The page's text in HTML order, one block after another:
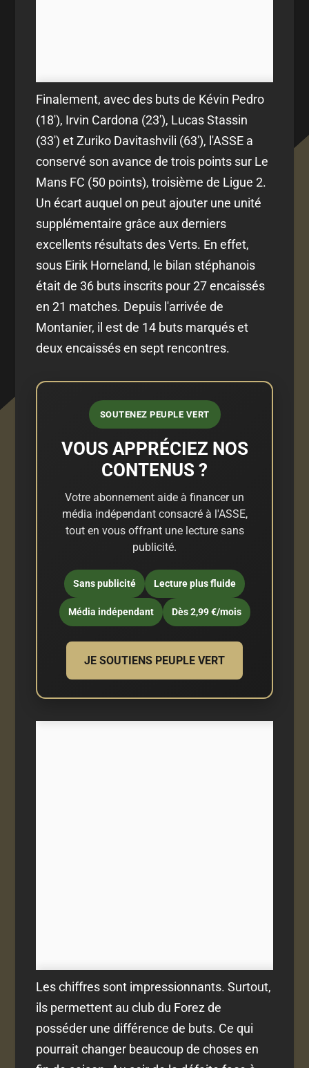
Finalement, avec des buts de Kévin Pedro
(18'), Irvin Cardona (23'), Lucas Stassin
(33') et Zuriko Davitashvili (63'), l'ASSE a
conservé son avance de trois points sur Le
Mans FC (50 points), troisième de Ligue 2.
Un écart auquel on peut ajouter une unité
supplémentaire grâce aux derniers
excellents résultats des Verts. En effet,
sous Eirik Horneland, le bilan stéphanois
était de 36 buts inscrits pour 27 encaissés
en 21 matches. Depuis l'arrivée de
Montanier, il est de 14 buts marqués et
deux encaissés en sept rencontres.
SOUTENEZ PEUPLE VERT
VOUS APPRÉCIEZ NOS
CONTENUS ?
Votre abonnement aide à financer un
média indépendant consacré à l'ASSE,
tout en vous offrant une lecture sans
publicité.
Sans publicité Lecture plus fluide
Média indépendant Dès 2,99 €/mois
JE SOUTIENS PEUPLE VERT
Les chiffres sont impressionnants. Surtout,
ils permettent au club du Forez de
posséder une différence de buts. Ce qui
pourrait changer beaucoup de choses en